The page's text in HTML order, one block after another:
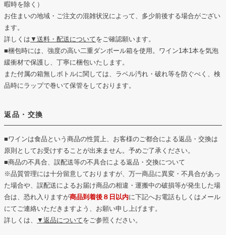
暇時を除く）
お住まいの地域・ご注文の混雑状況によって、多少前後する場合がござい
ます。
詳しくは ▼送料・配送についてをご確認願います。
■梱包時には、強度の高い二重ダンボール箱を使用。ワイン1本1本を気泡
緩衝材で保護し、丁寧に梱包いたします。
また付属の箱無しボトルに関しては、ラベル汚れ・破れ等を防ぐべく、検
品時にラップで巻いて保管をしております。
返品・交換
■ワインは食品という商品の性質上、お客様のご都合による返品・交換は
原則としてお受けすることが出来ません。予めご了承ください。
■商品の不具合、誤配送等の不具合による返品・交換について
※品質管理には十分留意しておりますが、万一商品に異変・不具合があっ
た場合や、誤配送によるお届け商品の相違・運搬中の破損等が発生した場
合は、恐れ入りますが商品到着後８日以内に下記へお電話もしくはメール
にてご連絡いただきますよう、お願い申し上げます。
詳しくは、
▼返品についてをご参照ください。